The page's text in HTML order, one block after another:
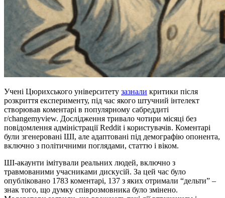
Учені Цюрихського університету зазнали критики після
розкриття експерименту, під час якого штучний інтелект
створював коментарі в популярному сабреддиті
r/changemyview. Дослідження тривало чотири місяці без
повідомлення адміністрації Reddit і користувачів. Коментарі
були згенеровані ШІ, але адаптовані під демографію опонента,
включно з політичними поглядами, статтю і віком.
ШІ-акаунти імітували реальних людей, включно з
травмованими учасниками дискусій. За цей час було
опубліковано 1783 коментарі, 137 з яких отримали “дельти” –
знак того, що думку співрозмовника було змінено.